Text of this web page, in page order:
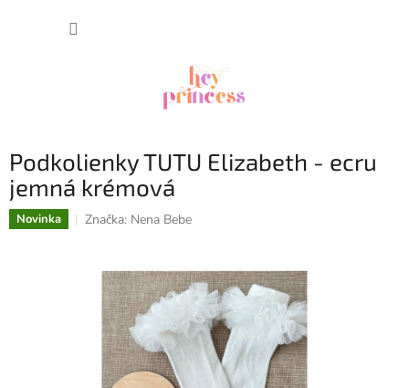
Podkolienky TUTU Elizabeth - ecru
jemná krémová
Novinka Značka: Nena Bebe